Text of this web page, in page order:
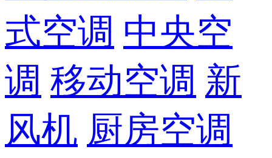
式空调 中央空
调 移动空调 新
风机 厨房空调